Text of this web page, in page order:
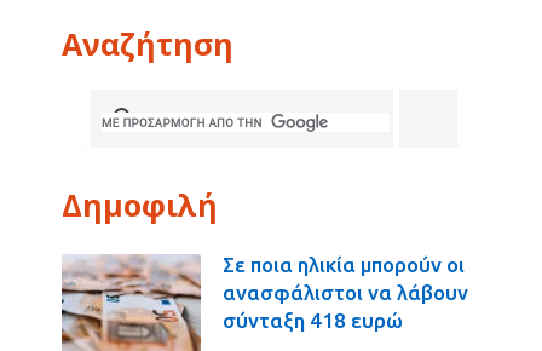
Αναζήτηση
Δημοφιλή
Σε ποια ηλικία μπορούν οι
ανασφάλιστοι να λάβουν
σύνταξη 418 ευρώ